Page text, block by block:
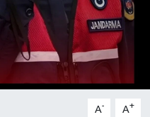
A- A+